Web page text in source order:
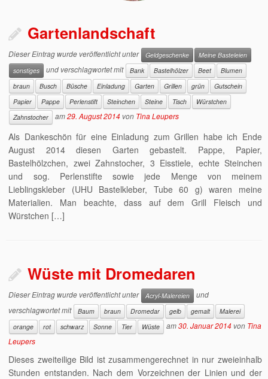
Gartenlandschaft
Dieser Eintrag wurde veröffentlicht unter Geldgeschenke
Meine Basteleien
sonstiges
und verschlagwortet mit Bank Bastelhölzer Beet
Blumen
braun
Busch Büsche Einladung Garten Grillen grün
Gutschein
Papier
Pappe Perlenstift Steinchen Steine Tisch
Würstchen
Zahnstocher
am29. August 2014 von Tina Leupers
Als Dankeschön für eine Einladung zum Grillen habe ich Ende
August 2014 diesen Garten gebastelt. Pappe, Papier,
Bastelhölzchen, zwei Zahnstocher, 3 Eisstiele, echte Steinchen
und sog. Perlenstifte sowie jede Menge von meinem
Lieblingskleber (UHU Bastelkleber, Tube 60 g) waren meine
Materialien. Man beachte, dass auf dem Grill Fleisch und
Würstchen […]
Wüste mit Dromedaren
Dieser Eintrag wurde veröffentlicht unter Acryl-Malereien
und
verschlagwortet mit
Baum braun Dromedar gelb gemalt
Malerei
orange
rot schwarz Sonne Tier Wüste am30. Januar 2014 von Tina
Leupers
Dieses zweiteilige Bild ist zusammengerechnet in nur zweieinhalb
Stunden entstanden. Nach dem Vorzeichnen der Linien und der